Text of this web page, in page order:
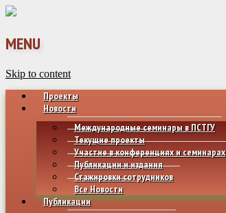
MENU
Skip to content
Проекты
Новости
Международные семинары в ПСТГУ
Текущие проекты
Участие в конференциях и семинарах
Публикации и издания
Стажировки сотрудников
Все Новости
Публикации